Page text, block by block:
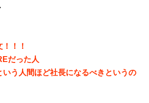
！！
だった人
う人間ほど社長になるべきというの